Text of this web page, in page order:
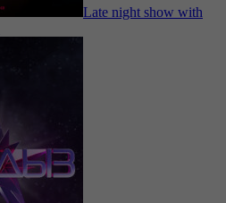
Late night show with